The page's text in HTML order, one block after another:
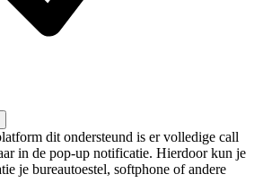
dit ondersteund is er volledige call
in de pop-up notificatie. Hierdoor kun je
je bureautoestel, softphone of andere